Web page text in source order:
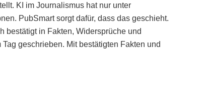
KI im Journalismus hat nur unter
PubSmart sorgt dafür, dass das geschieht.
bestätigt in Fakten, Widersprüche und
geschrieben. Mit bestätigten Fakten und